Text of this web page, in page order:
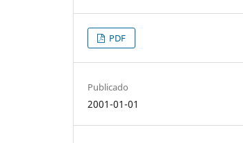
PDF
Publicado
2001-01-01